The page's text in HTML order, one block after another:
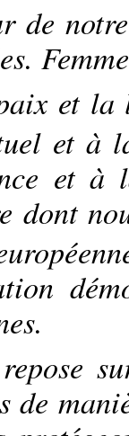
de
et
et à
et
dont